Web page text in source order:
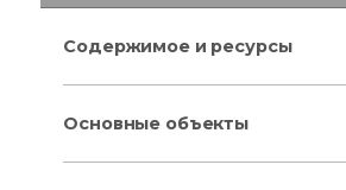
Содержимое и ресурсы
Основные объекты